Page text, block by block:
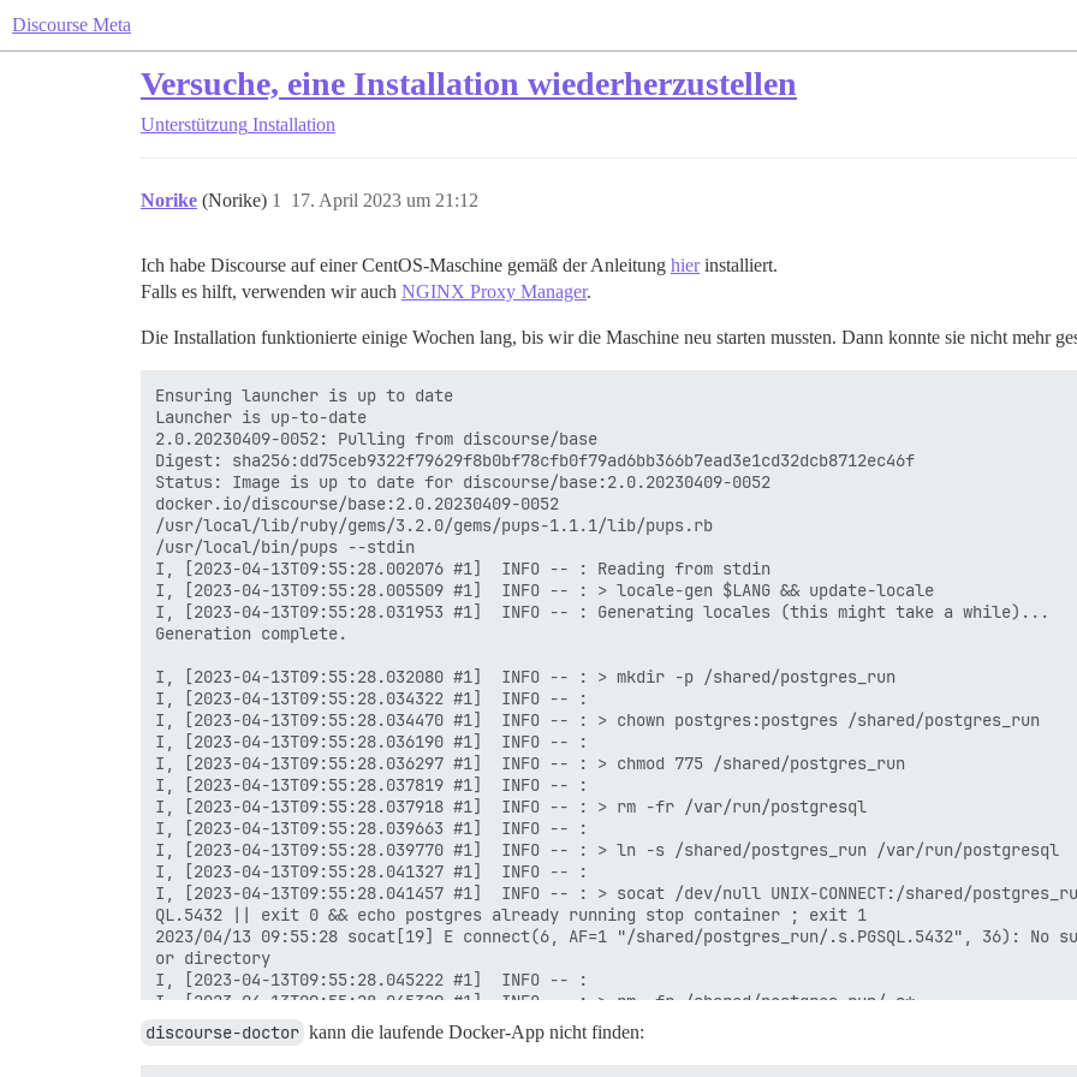
Discourse Meta
Versuche, eine Installation wiederherzustellen
Unterstützung Installation
Norike (Norike) 17. April 2023 um 21:12
1
Ich habe Discourse auf einer CentOS-Maschine gemäß der Anleitung hierinstalliert.
Falls es hilft, verwenden wir auch NGINX Proxy Manager.
Die Installation funktionierte einige Wochen lang, bis wir die Maschine neu starten mussten. Dann konnte sie nicht mehr
Ensuring launcher is up to date
Launcher is up-to-date
2.0.20230409-0052: Pulling from discourse/base
Digest: sha256:dd75ceb9322f79629f8b0bf78cfb0f79ad6bb366b7ead3e1cd32dcb8712ec46f
Status: Image is up to date for discourse/base:2.0.20230409-0052
docker.io/discourse/base:2.0.20230409-0052
/usr/local/lib/ruby/gems/3.2.0/gems/pups-1.1.1/lib/pups.rb
/usr/local/bin/pups --stdin
I, [2023-04-13T09:55:28.002076 #1]  INFO -- : Reading from stdin
I, [2023-04-13T09:55:28.005509 #1]  INFO -- : > locale-gen $LANG && update-locale
I, [2023-04-13T09:55:28.031953 #1]  INFO -- : Generating locales (this might take a while)...
Generation complete.
I, [2023-04-13T09:55:28.032080 #1]  INFO -- : > mkdir -p /shared/postgres_run
I, [2023-04-13T09:55:28.034322 #1]  INFO -- :
I, [2023-04-13T09:55:28.034470 #1]  INFO -- : > chown postgres:postgres /shared/postgres_run
I, [2023-04-13T09:55:28.036190 #1]  INFO -- :
I, [2023-04-13T09:55:28.036297 #1]  INFO -- : > chmod 775 /shared/postgres_run
I, [2023-04-13T09:55:28.037819 #1]  INFO -- :
I, [2023-04-13T09:55:28.037918 #1]  INFO -- : > rm -fr /var/run/postgresql
I, [2023-04-13T09:55:28.039663 #1]  INFO -- :
I, [2023-04-13T09:55:28.039770 #1]  INFO -- : > ln -s /shared/postgres_run /var/run/postgresql
I, [2023-04-13T09:55:28.041327 #1]  INFO -- :
I, [2023-04-13T09:55:28.041457 #1]  INFO -- : > socat /dev/null UNIX-CONNECT:/shared/
QL.5432 || exit 0 && echo postgres already running stop container ; exit 1
2023/04/13 09:55:28 socat[19] E connect(6, AF=1 "/shared/postgres_run/.s.PGSQL.5432", 36): No
or directory
I, [2023-04-13T09:55:28.045222 #1]  INFO -- :
I, [2023-04-13T09:55:28.045329 #1]  INFO -- : > rm -fr /shared/postgres_run/.s*
I, [2023-04-13T09:55:28.047498 #1]  INFO -- :
I, [2023-04-13T09:55:28.047590 #1]  INFO -- : > rm -fr /shared/postgres_run/*.pid
discourse-doctor kann die laufende Docker-App nicht finden: